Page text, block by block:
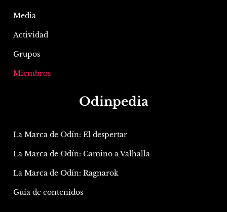
Media
Actividad
Grupos
Miembros
Odinpedia
La Marca de Odín: El despertar
La Marca de Odín: Camino a Valhalla
La Marca de Odín: Ragnarok
Guía de contenidos